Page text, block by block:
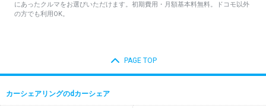
にあったクルマをお選びいただけます。初期費用・月額基本料無料。ドコモ以外
の方でも利用OK。
PAGE TOP
カーシェアリングのdカーシェア